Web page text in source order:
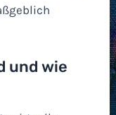
und wie